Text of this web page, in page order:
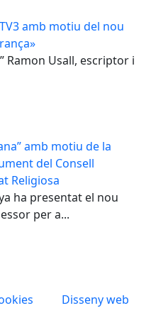
amb motiu del nou
Ramon Usall, escriptor i
amb motiu de la
del Consell
Religiosa
ha presentat el nou
per a...
Disseny web